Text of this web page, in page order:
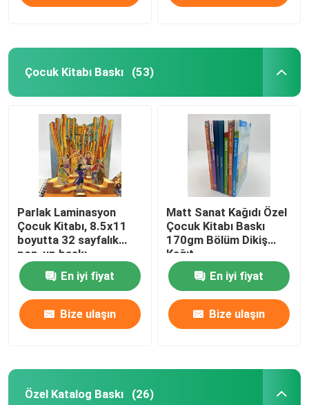
Çocuk Kitabı Baskı (53)
Parlak Laminasyon
Çocuk Kitabı, 8.5x11
boyutta 32 sayfalık
pop-up baskı
En iyi fiyat
Bize ulaşın
Matt Sanat Kağıdı Özel
Çocuk Kitabı Baskı
170gm Bölüm Dikiş
Kağıt
En iyi fiyat
Bize ulaşın
Özel Katalog Baskı (26)